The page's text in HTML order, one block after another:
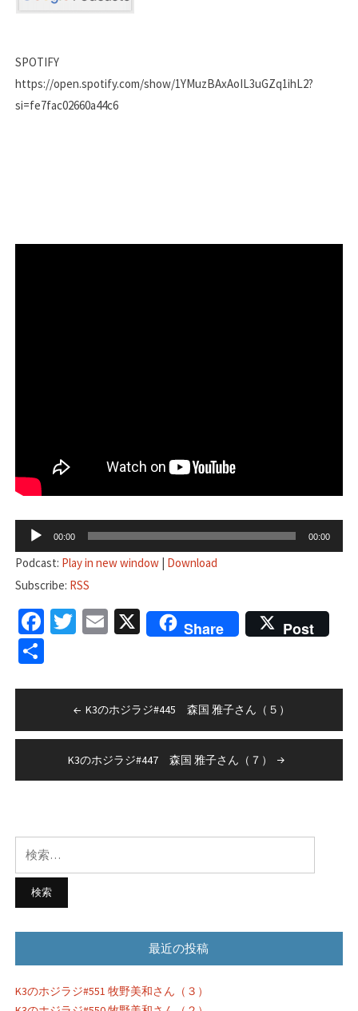
SPOTIFY
https://open.spotify.com/show/1YMuzBAxAoIL3uGZq1ihL2?
si=fe7fac02660a44c6
声
ー
ヤ
ー
00:00 00:00
Podcast: Play in new window| Download
Subscribe: RSS
Facebook
Twitter
Email
X Share Post
共
稿
ビ
ー
シ
ョ
ン
K3のホジラジ#445 森国 雅子さん（５）
K3のホジラジ#447 森国 雅子さん（７）
索:
最近の投稿
K3のホジラジ#551 牧野美和さん（３）